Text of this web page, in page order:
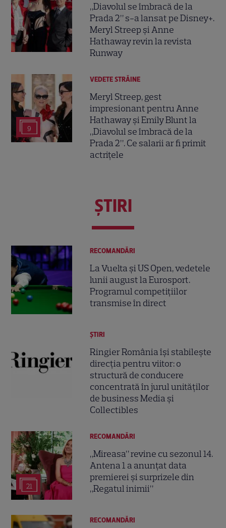
„Diavolul se îmbracă de la
Prada 2” s-a lansat pe Disney+.
Meryl Streep și Anne
Hathaway revin la revista
Runway
9
VEDETE STRĂINE
Meryl Streep, gest
impresionant pentru Anne
Hathaway și Emily Blunt la
„Diavolul se îmbracă de la
Prada 2”. Ce salarii ar fi primit
actrițele
ŞTIRI
RECOMANDĂRI
La Vuelta și US Open, vedetele
lunii august la Eurosport.
Programul competițiilor
transmise în direct
ȘTIRI
Ringier România își stabilește
direcția pentru viitor: o
structură de conducere
concentrată în jurul unităților
de business Media și
Collectibles
21
RECOMANDĂRI
„Mireasa” revine cu sezonul 14.
Antena 1 a anunțat data
premierei și surprizele din
„Regatul inimii”
RECOMANDĂRI